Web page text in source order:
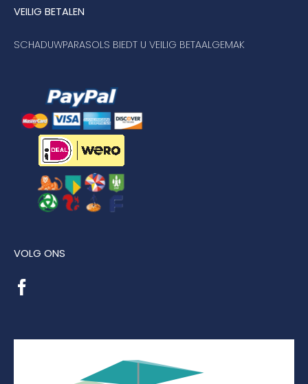
VEILIG BETALEN
SCHADUWPARASOLS BIEDT U VEILIG BETAALGEMAK
VOLG ONS